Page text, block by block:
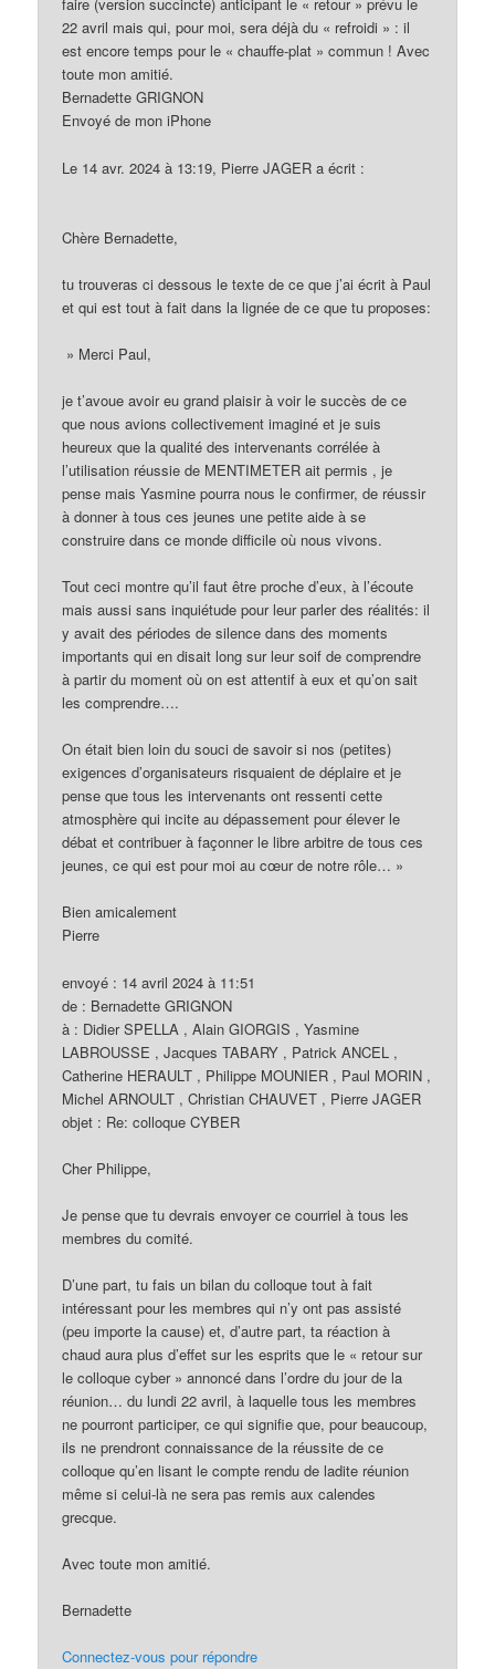
faire (version succincte) anticipant le « retour » prévu le
22 avril mais qui, pour moi, sera déjà du « refroidi » : il
est encore temps pour le « chauffe-plat » commun ! Avec
toute mon amitié.
Bernadette GRIGNON
Envoyé de mon iPhone
Le 14 avr. 2024 à 13:19, Pierre JAGERa écrit :
Chère Bernadette,
tu trouveras ci dessous le texte de ce que j’ai écrit à Paul
et qui est tout à fait dans la lignée de ce que tu proposes:
» Merci Paul,
je t’avoue avoir eu grand plaisir à voir le succès de ce
que nous avions collectivement imaginé et je suis
heureux que la qualité des intervenants corrélée à
l’utilisation réussie de MENTIMETER ait permis , je
pense mais Yasmine pourra nous le confirmer, de réussir
à donner à tous ces jeunes une petite aide à se
construire dans ce monde difficile où nous vivons.
Tout ceci montre qu’il faut être proche d’eux, à l’écoute
mais aussi sans inquiétude pour leur parler des réalités: il
y avait des périodes de silence dans des moments
importants qui en disait long sur leur soif de comprendre
à partir du moment où on est attentif à eux et qu’on sait
les comprendre….
On était bien loin du souci de savoir si nos (petites)
exigences d’organisateurs risquaient de déplaire et je
pense que tous les intervenants ont ressenti cette
atmosphère qui incite au dépassement pour élever le
débat et contribuer à façonner le libre arbitre de tous ces
jeunes, ce qui est pour moi au cœur de notre rôle… »
Bien amicalement
Pierre
envoyé : 14 avril 2024 à 11:51
de : Bernadette GRIGNON
à : Didier SPELLA , Alain GIORGIS , Yasmine
LABROUSSE , Jacques TABARY , Patrick ANCEL ,
Catherine HERAULT , Philippe MOUNIER , Paul MORIN ,
Michel ARNOULT , Christian CHAUVET , Pierre JAGER
objet : Re: colloque CYBER
Cher Philippe,
Je pense que tu devrais envoyer ce courriel à tous les
membres du comité.
D’une part, tu fais un bilan du colloque tout à fait
intéressant pour les membres qui n’y ont pas assisté
(peu importe la cause) et, d’autre part, ta réaction à
chaud aura plus d’effet sur les esprits que le « retour sur
le colloque cyber » annoncé dans l’ordre du jour de la
réunion… du lundi 22 avril, à laquelle tous les membres
ne pourront participer, ce qui signifie que, pour beaucoup,
ils ne prendront connaissance de la réussite de ce
colloque qu’en lisant le compte rendu de ladite réunion
même si celui-là ne sera pas remis aux calendes
grecque.
Avec toute mon amitié.
Bernadette
Connectez-vous pour répondre